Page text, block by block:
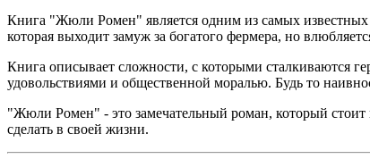
Книга "Жюли Ромен" является одним из самых
которая выходит замуж за богатого фермера, но
Книга описывает сложности, с которыми сталкиваются
удовольствиями и общественной моралью. Будь то
"Жюли Ромен" - это замечательный роман, который стоит
сделать в своей жизни.